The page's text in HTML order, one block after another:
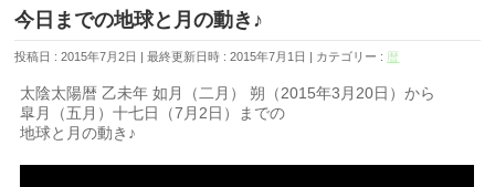
今日までの地球と月の動き♪
投稿日 : 2015年7月2日 最終更新日時 : 2015年7月1日 カテゴリー : 暦
太陰太陽暦 乙未年 如月（二月） 朔（2015年3月20日）から
皐月（五月）十七日（7月2日）までの
地球と月の動き♪